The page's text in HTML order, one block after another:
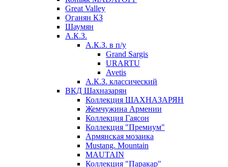
Great Valley
Оганян КЗ
Шаумян
А.К.З.
А.К.З. в п/у
Grand Sargis
URARTU
Avetis
А.К.З. классический
ВКД Шахназарян
Коллекция ШАХНАЗАРЯН
Жемчужина Армении
Коллекция Гаясон
Коллекция "Премиум"
Армянская мозаика
Mustang. Mountain
MAUTAIN
Коллекция "Паракар"